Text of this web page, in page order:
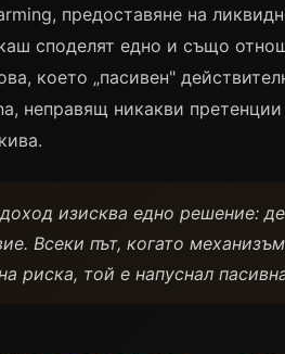
предоставяне на
споделят едно и също
което „пасивен"
неправящ никакви
изисква едно решение:
Всеки път, когато
риска, той е напуснал